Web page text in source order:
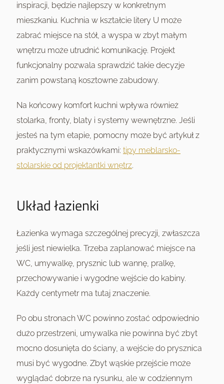
inspiracji, będzie najlepszy w konkretnym
mieszkaniu. Kuchnia w kształcie litery U może
zabrać miejsce na stół, a wyspa w zbyt małym
wnętrzu może utrudnić komunikację. Projekt
funkcjonalny pozwala sprawdzić takie decyzje
zanim powstaną kosztowne zabudowy.
Na końcowy komfort kuchni wpływa również
stolarka, fronty, blaty i systemy wewnętrzne. Jeśli
jesteś na tym etapie, pomocny może być artykuł z
praktycznymi wskazówkami: tipy meblarsko-
stolarskie od projektantki wnętrz.
Układ łazienki
Łazienka wymaga szczególnej precyzji, zwłaszcza
jeśli jest niewielka. Trzeba zaplanować miejsce na
WC, umywalkę, prysznic lub wannę, pralkę,
przechowywanie i wygodne wejście do kabiny.
Każdy centymetr ma tutaj znaczenie.
Po obu stronach WC powinno zostać odpowiednio
dużo przestrzeni, umywalka nie powinna być zbyt
mocno dosunięta do ściany, a wejście do prysznica
musi być wygodne. Zbyt wąskie przejście może
wyglądać dobrze na rysunku, ale w codziennym